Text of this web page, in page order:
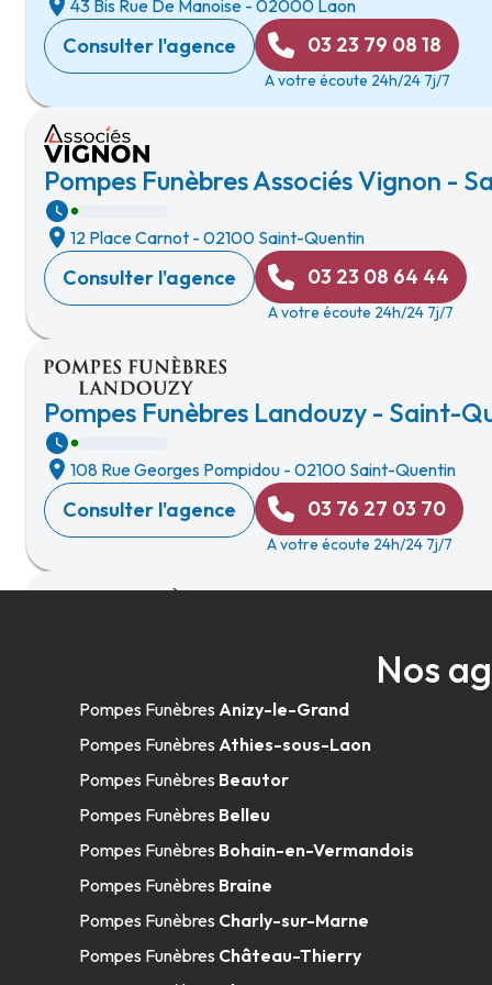
43 Bis Rue De Manoise - 02000 Laon
Consulter l'agence 03 23 79 08 18
A votre écoute 24h/24 7j/7
Pompes Funèbres Associés Vignon -
12 Place Carnot - 02100 Saint-Quentin
Consulter l'agence 03 23 08 64 44
A votre écoute 24h/24 7j/7
Pompes Funèbres Landouzy - Saint-
108 Rue Georges Pompidou - 02100 Saint-Quentin
Consulter l'agence 03 76 27 03 70
A votre écoute 24h/24 7j/7
108 Rue Georges Pompidou- 02100 Saint-Quentin
Consulter l'agence 03 23 08 16 83
A votre écoute 24h/24 7j/7
Pompes Funèbres Associés Vignon -
Vermandois
108 Rue Saint-Quentin-02110 Bohain-en-Vermandois
Nos
Pompes Funèbres Anizy-le-Grand
Pompes Funèbres Athies-sous-Laon
Pompes Funèbres Beautor
Pompes Funèbres Belleu
Pompes Funèbres Bohain-en-Vermandois
Pompes Funèbres Braine
Pompes Funèbres Charly-sur-Marne
Pompes Funèbres Château-Thierry